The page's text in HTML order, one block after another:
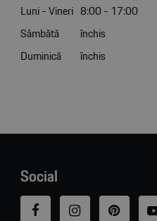
Luni - Vineri 8:00 - 17:00
Sâmbătă
închis
Duminică
închis
Social